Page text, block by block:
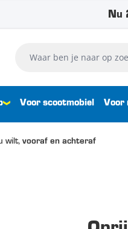
Nu
Waar ben je naar op zoek?
Voor scootmobiel Voor
wilt,vooraf en achteraf